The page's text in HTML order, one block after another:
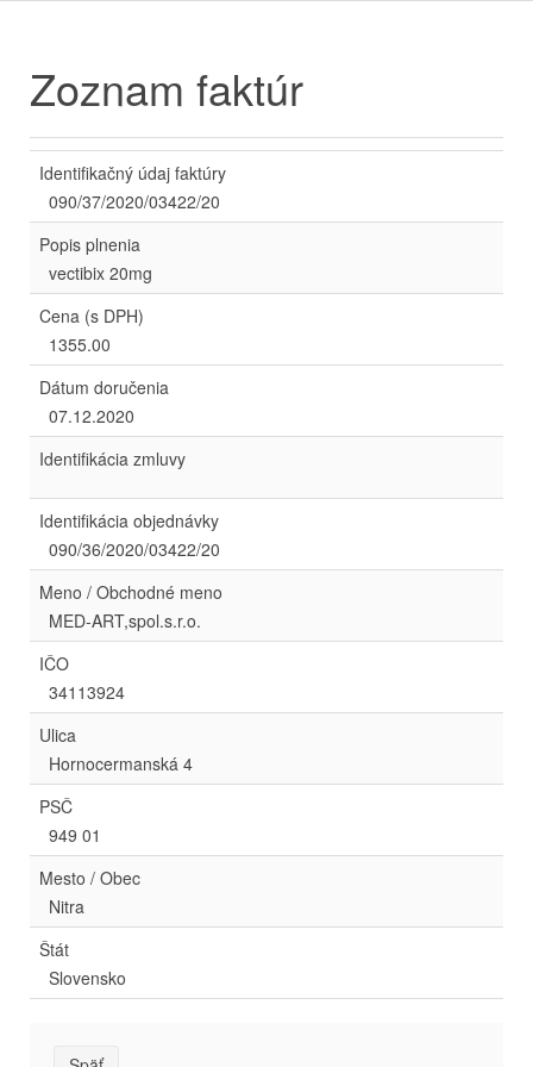
Zoznam faktúr
Identifikačný údaj faktúry
090/37/2020/03422/20
Popis plnenia
vectibix 20mg
Cena (s DPH)
1355.00
Dátum doručenia
07.12.2020
Identifikácia zmluvy
Identifikácia objednávky
090/36/2020/03422/20
Meno / Obchodné meno
MED-ART,spol.s.r.o.
IČO
34113924
Ulica
Hornocermanská 4
PSČ
949 01
Mesto / Obec
Nitra
Štát
Slovensko